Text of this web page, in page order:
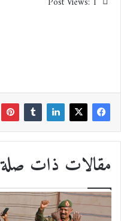
مقالات ذات صلة